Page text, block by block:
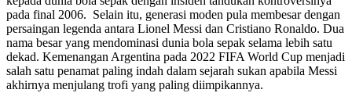
pada final 2006. Selain itu, generasi moden pula membesar dengan
persaingan legenda antara Lionel Messi dan Cristiano Ronaldo. Dua
nama besar yang mendominasi dunia bola sepak selama lebih satu
dekad. Kemenangan Argentina pada 2022 FIFA World Cup menjadi
salah satu penamat paling indah dalam sejarah sukan apabila Messi
akhirnya menjulang trofi yang paling diimpikannya.